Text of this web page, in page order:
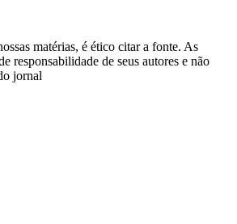
matérias, é ético citar a fonte. As
responsabilidade de seus autores e não
jornal